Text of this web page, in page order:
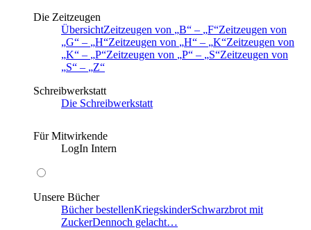
Die Zeitzeugen
ÜbersichtZeitzeugen von B – F Zeitzeugen von
G
– H Zeitzeugen von H – K Zeitzeugen von
K
– P Zeitzeugen von P – S Zeitzeugen von
S
–
Z
Schreibwerkstatt
Die Schreibwerkstatt
Für Mitwirkende
LogIn Intern
Unsere Bücher
Bücher bestellenKriegskinderSchwarzbrot mit
ZuckerDennoch gelacht…